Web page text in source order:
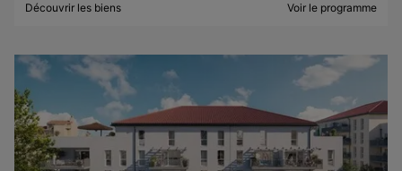
Découvrir les biens Voir le programme